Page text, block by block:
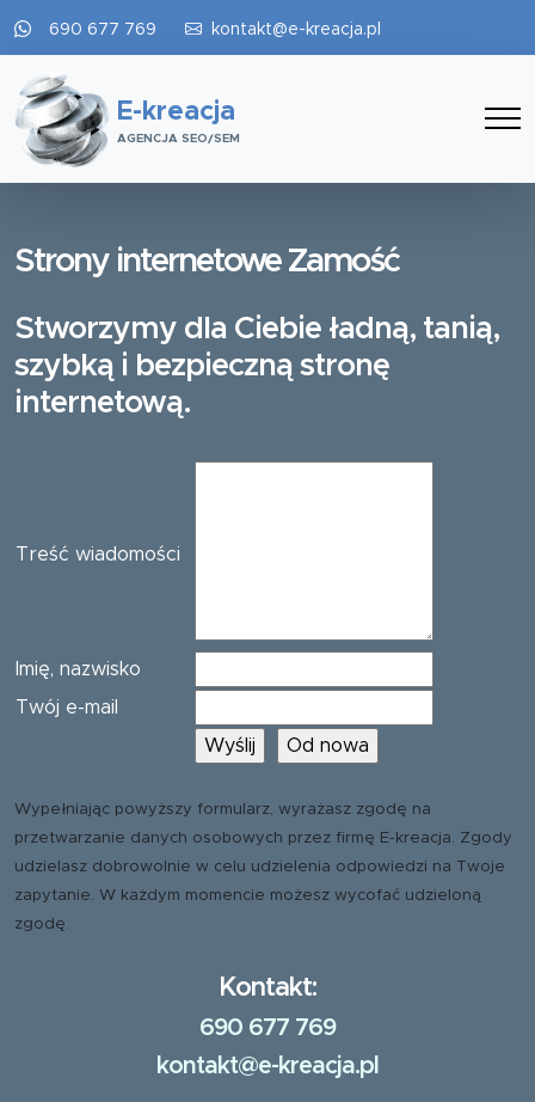
690 677 769 kontakt@e-kreacja.pl
E-kreacja
AGENCJA SEO/SEM
Strony internetowe Zamość
Stworzymy dla Ciebie ładną, tanią,
szybką i bezpieczną stronę
internetową.
Treść wiadomości
Imię, nazwisko
Twój e-mail
Wypełniając powyższy formularz, wyrażasz zgodę na
przetwarzanie danych osobowych przez firmę E-kreacja. Zgody
udzielasz dobrowolnie w celu udzielenia odpowiedzi na Twoje
zapytanie. W każdym momencie możesz wycofać udzieloną
zgodę.
Kontakt:
690 677 769
kontakt@e-kreacja.pl